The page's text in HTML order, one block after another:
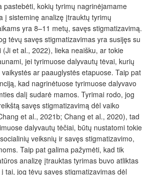
pastebėti, kokių tyrimų nagrinėjamame
į sisteminę analizę įtrauktų tyrimų
yra 8–11 metų, savęs stigmatizavimą.
tėvų savęs stigmatizavimas yra susijęs su
et al., 2022), lieka neaišku, ar tokie
jei tyrimuose dalyvautų tėvai, kurių
ar paauglystės etapuose. Taip pat
kad nagrinėtuose tyrimuose dalyvavo
dalį sudarė mamos. Tyrimai rodo, jog
savęs stigmatizavimą dėl vaiko
et al., 2021b; Chang et al., 2020), tad
dalyvautų tėčiai, būtų nustatomi tokie
veiksnių ir savęs stigmatizavimo,
Taip pat galima pažymėti, kad tik
analizę įtrauktas tyrimas buvo atliktas
tai, jog tėvų savęs stigmatizavimas dėl